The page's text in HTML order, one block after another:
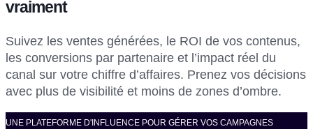
vraiment
Suivez les ventes générées, le ROI de vos contenus,
les conversions par partenaire et l’impact réel du
canal sur votre chiffre d’affaires. Prenez vos décisions
avec plus de visibilité et moins de zones d’ombre.
UNE PLATEFORME D'INFLUENCE POUR GÉRER VOS CAMPAGNES